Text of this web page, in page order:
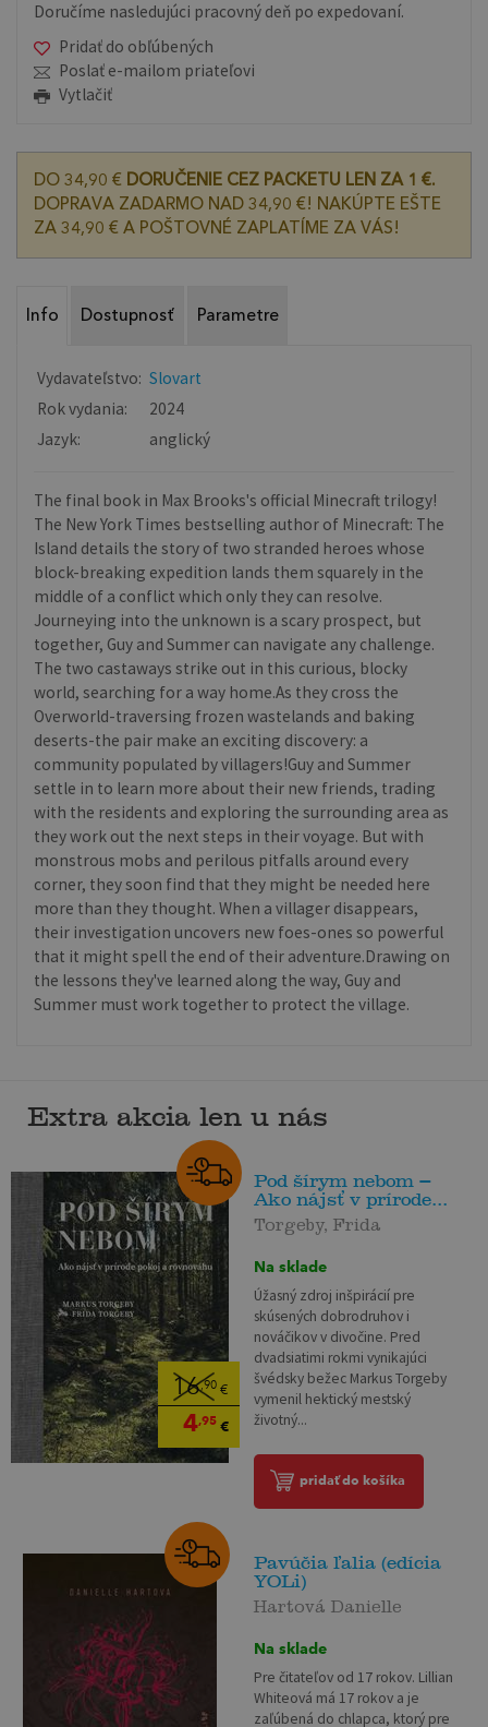
Doručíme nasledujúci pracovný deň po expedovaní.
Pridať do obľúbených
Poslať e-mailom priateľovi
Vytlačiť
DO 34,90 € DORUČENIE CEZ PACKETU LEN ZA 1 €.
DOPRAVA ZADARMO NAD 34,90 €! NAKÚPTE EŠTE
ZA 34,90 € A POŠTOVNÉ ZAPLATÍME ZA VÁS!
Info Dostupnosť Parametre
Vydavateľstvo: Slovart
Rok vydania:
2024
Jazyk:
anglický
The final book in Max Brooks's official Minecraft trilogy!
The New York Times bestselling author of Minecraft: The
Island details the story of two stranded heroes whose
block-breaking expedition lands them squarely in the
middle of a conflict which only they can resolve.
Journeying into the unknown is a scary prospect, but
together, Guy and Summer can navigate any challenge.
The two castaways strike out in this curious, blocky
world, searching for a way home.As they cross the
Overworld-traversing frozen wastelands and baking
deserts-the pair make an exciting discovery: a
community populated by villagers!Guy and Summer
settle in to learn more about their new friends, trading
with the residents and exploring the surrounding area as
they work out the next steps in their voyage. But with
monstrous mobs and perilous pitfalls around every
corner, they soon find that they might be needed here
more than they thought. When a villager disappears,
their investigation uncovers new foes-ones so powerful
that it might spell the end of their adventure.Drawing on
the lessons they've learned along the way, Guy and
Summer must work together to protect the village.
Extra akcia len u nás
16,90€
4,95€
Pod šírym nebom –
Ako nájsť v prírode...
Torgeby, Frida
Na sklade
Úžasný zdroj inšpirácií pre
skúsených dobrodruhov i
nováčikov v divočine. Pred
dvadsiatimi rokmi vynikajúci
švédsky bežec Markus Torgeby
vymenil hektický mestský
životný...
pridať do košíka
Pavúčia ľalia (edícia
YOLi)
Hartová Danielle
Na sklade
Pre čitateľov od 17 rokov. Lillian
Whiteová má 17 rokov a je
zaľúbená do chlapca, ktorý pre